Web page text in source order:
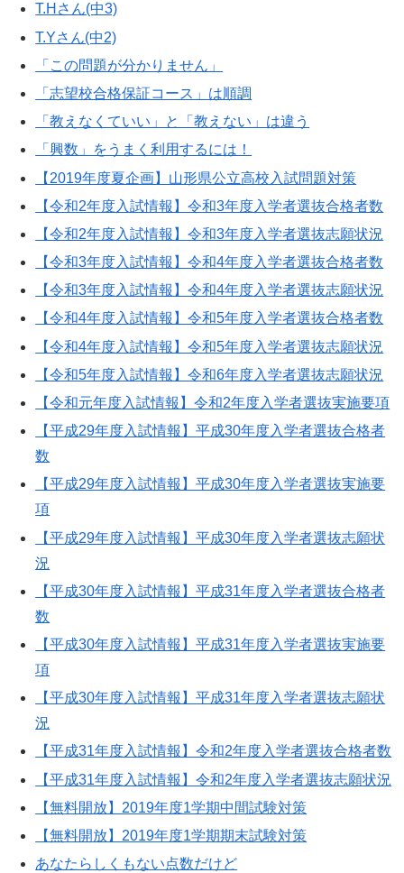
T.Hさん(中3)
T.Yさん(中2)
「この問題が分かりません」
「志望校合格保証コース」は順調
「教えなくていい」と「教えない」は違う
「興数」をうまく利用するには！
【2019年度夏企画】山形県公立高校入試問題対策
【令和2年度入試情報】令和3年度入学者選抜合格者数
【令和2年度入試情報】令和3年度入学者選抜志願状況
【令和3年度入試情報】令和4年度入学者選抜合格者数
【令和3年度入試情報】令和4年度入学者選抜志願状況
【令和4年度入試情報】令和5年度入学者選抜合格者数
【令和4年度入試情報】令和5年度入学者選抜志願状況
【令和5年度入試情報】令和6年度入学者選抜志願状況
【令和元年度入試情報】令和2年度入学者選抜実施要項
【平成29年度入試情報】平成30年度入学者選抜合格者
数
【平成29年度入試情報】平成30年度入学者選抜実施要
項
【平成29年度入試情報】平成30年度入学者選抜志願状
況
【平成30年度入試情報】平成31年度入学者選抜合格者
数
【平成30年度入試情報】平成31年度入学者選抜実施要
項
【平成30年度入試情報】平成31年度入学者選抜志願状
況
【平成31年度入試情報】令和2年度入学者選抜合格者数
【平成31年度入試情報】令和2年度入学者選抜志願状況
【無料開放】2019年度1学期中間試験対策
【無料開放】2019年度1学期期末試験対策
あなたらしくもない点数だけど